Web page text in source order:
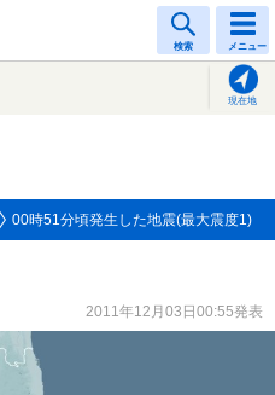
検索 メニュー
現在地
00時51分頃発生した地震(最大震度1)
2011年12月03日00:55発表